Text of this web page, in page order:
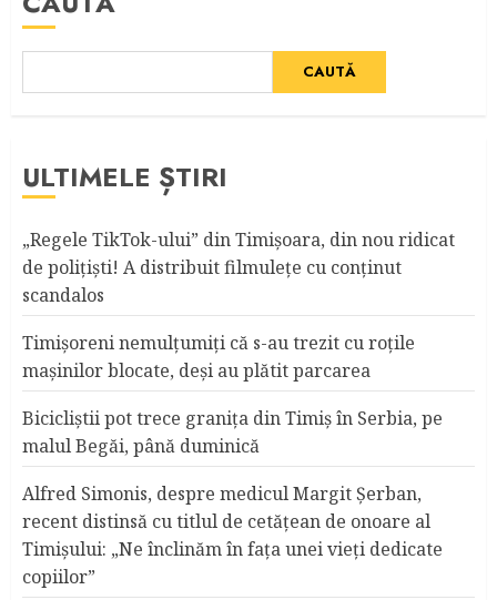
CAUTĂ
ULTIMELE ȘTIRI
„Regele TikTok-ului” din Timişoara, din nou ridicat
de poliţişti! A distribuit filmuleţe cu conţinut
scandalos
Timişoreni nemulţumiţi că s-au trezit cu roţile
maşinilor blocate, deşi au plătit parcarea
Bicicliştii pot trece graniţa din Timiş în Serbia, pe
malul Begăi, până duminică
Alfred Simonis, despre medicul Margit Şerban,
recent distinsă cu titlul de cetățean de onoare al
Timişului: „Ne înclinăm în fața unei vieți dedicate
copiilor”